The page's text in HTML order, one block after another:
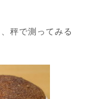
秤で測ってみる